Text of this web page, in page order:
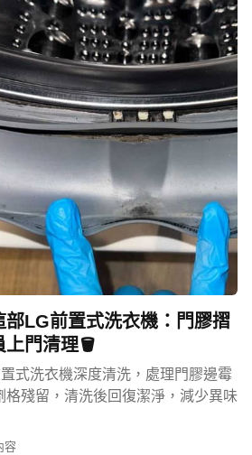
部LG前置式洗衣機：門膠摺
門清理🪣
式洗衣機深度清洗，處理門膠邊霉
格殘留，清洗後回復潔淨，減少異味
容